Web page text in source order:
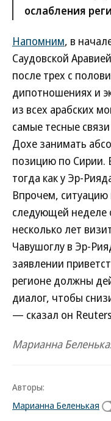
ослабления
Напомним, в
Саудовской
после трех с
дипотношениях и
из всех арабских
самые тесные
Дохе занимать
позицию по Сирии.
тогда как у Эр-
Впрочем,
следующей неделе
несколько лет
Чавушоглу в Эр-
заявлении
регионе должны
диалог, чтобы
— сказал он
Марианна
Авторы:
Марианна Беленькая